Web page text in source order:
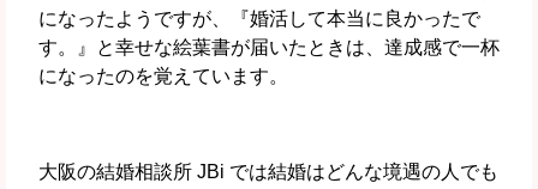
になったようですが、『婚活して本当に良かったで
す。』と幸せな絵葉書が届いたときは、達成感で一杯
になったのを覚えています。
大阪の結婚相談所 JBi では結婚はどんな境遇の人でも